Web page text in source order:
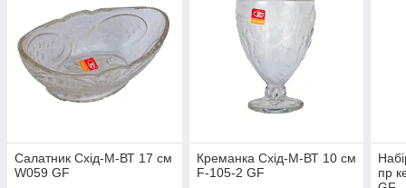
Салатник Схід-М-ВТ 17 см
W059 GF
Креманка Схід-М-ВТ 10 см
F-105-2 GF
пр